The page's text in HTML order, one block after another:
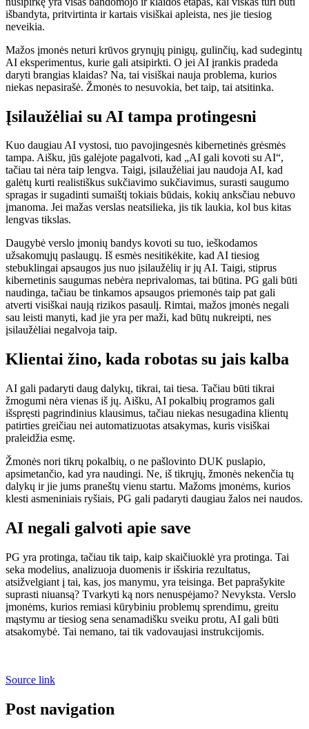
išbandyta, pritvirtinta ir kartais visiškai apleista, nes jie tiesiog
neveikia.
Mažos įmonės neturi krūvos grynųjų pinigų, gulinčių, kad sudegintų
AI eksperimentus, kurie gali atsipirkti. O jei AI įrankis pradeda
daryti brangias klaidas? Na, tai visiškai nauja problema, kurios
niekas nepasirašė. Žmonės to nesuvokia, bet taip, tai atsitinka.
Įsilaužėliai su AI tampa protingesni
Kuo daugiau AI vystosi, tuo pavojingesnės kibernetinės grėsmės
tampa. Aišku, jūs galėjote pagalvoti, kad „AI gali kovoti su AI“,
tačiau tai nėra taip lengva. Taigi, įsilaužėliai jau naudoja AI, kad
galėtų kurti realistiškus sukčiavimo sukčiavimus, surasti saugumo
spragas ir sugadinti sumaištį tokiais būdais, kokių anksčiau nebuvo
įmanoma. Jei mažas verslas neatsilieka, jis tik laukia, kol bus kitas
lengvas tikslas.
Daugybė verslo įmonių bandys kovoti su tuo, ieškodamos
užsakomųjų paslaugų. Iš esmės nesitikėkite, kad AI tiesiog
stebuklingai apsaugos jus nuo įsilaužėlių ir jų AI. Taigi, stiprus
kibernetinis saugumas nebėra neprivalomas, tai būtina. PG gali būti
naudinga, tačiau be tinkamos apsaugos priemonės taip pat gali
atverti visiškai naują rizikos pasaulį. Rimtai, mažos įmonės negali
sau leisti manyti, kad jie yra per maži, kad būtų nukreipti, nes
įsilaužėliai negalvoja taip.
Klientai žino, kada robotas su jais kalba
AI gali padaryti daug dalykų, tikrai, tai tiesa. Tačiau būti tikrai
žmogumi nėra vienas iš jų. Aišku, AI pokalbių programos gali
išspręsti pagrindinius klausimus, tačiau niekas nesugadina klientų
patirties greičiau nei automatizuotas atsakymas, kuris visiškai
praleidžia esmę.
Žmonės nori tikrų pokalbių, o ne pašlovinto DUK puslapio,
apsimetančio, kad yra naudingi. Ne, iš tikrųjų, žmonės nekenčia tų
dalykų ir jie jums praneštų vienu startu. Mažoms įmonėms, kurios
klesti asmeniniais ryšiais, PG gali padaryti daugiau žalos nei naudos.
AI negali galvoti apie save
PG yra protinga, tačiau tik taip, kaip skaičiuoklė yra protinga. Tai
seka modelius, analizuoja duomenis ir išskiria rezultatus,
atsižvelgiant į tai, kas, jos manymu, yra teisinga. Bet paprašykite
suprasti niuansą? Tvarkyti ką nors nenuspėjamo? Nevyksta. Verslo
įmonėms, kurios remiasi kūrybiniu problemų sprendimu, greitu
mąstymu ar tiesiog sena senamadišku sveiku protu, AI gali būti
atsakomybė. Tai nemano, tai tik vadovaujasi instrukcijomis.
Source link
Post navigation